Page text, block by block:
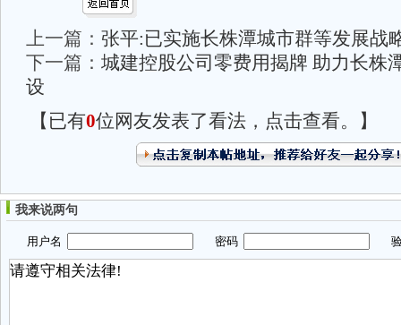
上一篇： 张平:已实施长株潭城市群等发展战
下一篇： 城建控股公司零费用揭牌 助力长株
设
【已有0位网友发表了看法，点击查看。】
我来说两句
用户名 密码 验